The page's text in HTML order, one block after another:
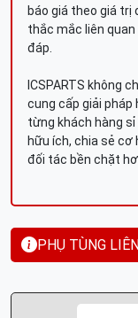
báo giá theo giá trị
thắc mắc liên
đáp.
ICSPARTS không
cung cấp giải pháp
từng khách hàng
hữu ích, chia sẻ cơ
đối tác bền chặt
PHỤ TÙNG